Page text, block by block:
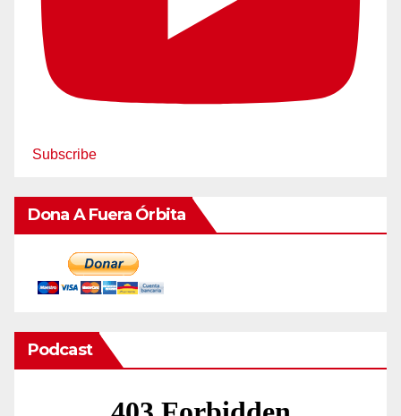
Subscribe
Dona A Fuera Órbita
Podcast